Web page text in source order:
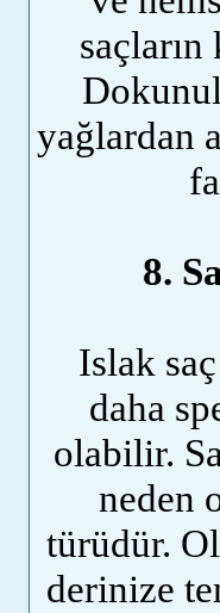
saçların
yağlardan
8.
Islak
daha
olabilir.
neden
türüdür.
derinize